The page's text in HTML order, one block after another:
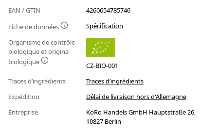
EAN / GTIN
4260654785746
Fiche de données
Spécification
Organisme de contrôle
biologique et origine
biologique
CZ-BIO-001
Traces d’ingrédients
Traces d’ingrédients
Expédition
Délai de livraison hors d'Allemagne
Entreprise
KoRo Handels GmbH Hauptstraße 26,
10827 Berlin